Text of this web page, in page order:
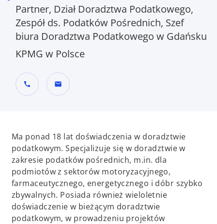
Partner, Dział Doradztwa Podatkowego,
Zespół ds. Podatków Pośrednich, Szef
biura Doradztwa Podatkowego w Gdańsku
KPMG w Polsce
call mail
Ma ponad 18 lat doświadczenia w doradztwie
podatkowym. Specjalizuje się w doradztwie w
zakresie podatków pośrednich, m.in. dla
podmiotów z sektorów motoryzacyjnego,
farmaceutycznego, energetycznego i dóbr szybko
zbywalnych. Posiada również wieloletnie
doświadczenie w bieżącym doradztwie
podatkowym, w prowadzeniu projektów